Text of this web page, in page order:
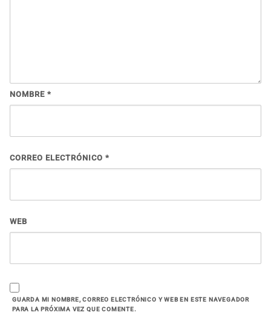
NOMBRE *
CORREO ELECTRÓNICO *
WEB
GUARDA MI NOMBRE, CORREO ELECTRÓNICO Y WEB EN ESTE NAVEGADOR
PARA LA PRÓXIMA VEZ QUE COMENTE.